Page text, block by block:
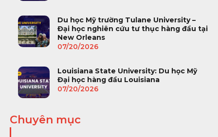
Du học Mỹ trường Tulane University –
Đại học nghiên cứu tư thục hàng đầu tại
New Orleans
07/20/2026
Louisiana State University: Du học Mỹ
Đại học hàng đầu Louisiana
07/20/2026
Chuyên mục